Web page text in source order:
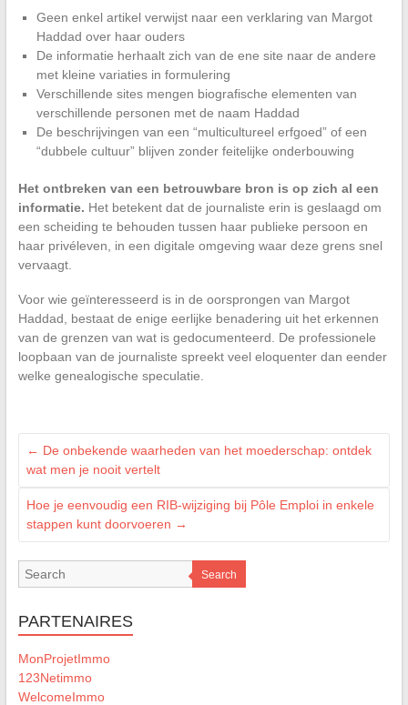
Geen enkel artikel verwijst naar een verklaring van Margot
Haddad over haar ouders
De informatie herhaalt zich van de ene site naar de andere
met kleine variaties in formulering
Verschillende sites mengen biografische elementen van
verschillende personen met de naam Haddad
De beschrijvingen van een “multicultureel erfgoed” of een
“dubbele cultuur” blijven zonder feitelijke onderbouwing
Het ontbreken van een betrouwbare bron is op zich al een
informatie. Het betekent dat de journaliste erin is geslaagd om
een scheiding te behouden tussen haar publieke persoon en
haar privéleven, in een digitale omgeving waar deze grens snel
vervaagt.
Voor wie geïnteresseerd is in de oorsprongen van Margot
Haddad, bestaat de enige eerlijke benadering uit het erkennen
van de grenzen van wat is gedocumenteerd. De professionele
loopbaan van de journaliste spreekt veel eloquenter dan eender
welke genealogische speculatie.
← De onbekende waarheden van het moederschap: ontdek
wat men je nooit vertelt
Hoe je eenvoudig een RIB-wijziging bij Pôle Emploi in enkele
stappen kunt doorvoeren →
Search
PARTENAIRES
MonProjetImmo
123Netimmo
WelcomeImmo